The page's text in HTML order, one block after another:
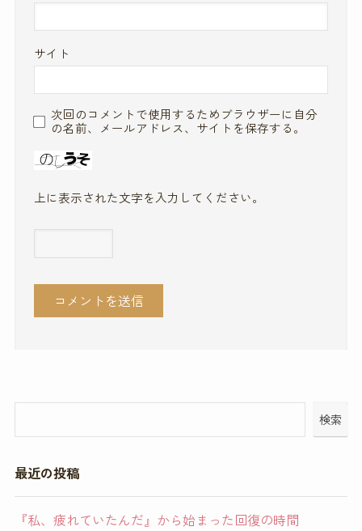
サイト
次回のコメントで使用するためブラウザーに自分
の名前、メールアドレス、サイトを保存する。
上に表示された文字を入力してください。
検索
最近の投稿
『私、疲れていたんだ』から始まった回復の時間